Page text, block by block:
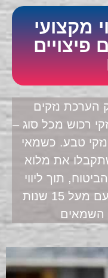
מקצועי
הערכת נזקים
רכוש מכל סוג –
טבע. כשמאי
את מלוא
תוך ליווי
מקצועי לאורך כל התהליך. עם מעל 15 שנות
השמאים